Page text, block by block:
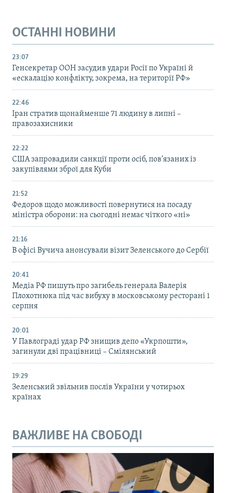
ОСТАННІ НОВИНИ
23:07
Генсекретар ООН засудив удари Росії по Україні й
«ескалацію конфлікту, зокрема, на території РФ»
22:46
Іран стратив щонайменше 71 людину в липні –
правозахисники
22:22
США запровадили санкції проти осіб, пов’язаних із
закупівлями зброї для Куби
21:52
Федоров щодо можливості повернутися на посаду
міністра оборони: на сьогодні немає чіткого «ні»
21:16
В офісі Вучича анонсували візит Зеленського до Сербії
20:41
Медіа РФ пишуть про загибель генерала Валерія
Плохотнюка під час вибуху в московському ресторані 1
серпня
20:01
У Павлограді удар РФ знищив депо «Укрпошти»,
загинули дві працівниці – Смілянський
19:29
Зеленський звільнив послів України у чотирьох
країнах
ВАЖЛИВЕ НА СВОБОДІ